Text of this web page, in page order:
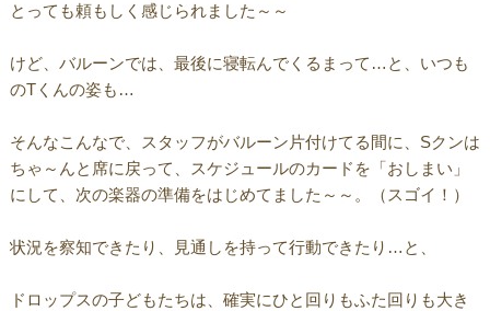
とっても頼もしく感じられました～～
けど、バルーンでは、最後に寝転んでくるまって…と、いつも
のTくんの姿も…
そんなこんなで、スタッフがバルーン片付けてる間に、Sクンは
ちゃ～んと席に戻って、スケジュールのカードを「おしまい」
にして、次の楽器の準備をはじめてました～～。（スゴイ！）
状況を察知できたり、見通しを持って行動できたり…と、
ドロップスの子どもたちは、確実にひと回りもふた回りも大き